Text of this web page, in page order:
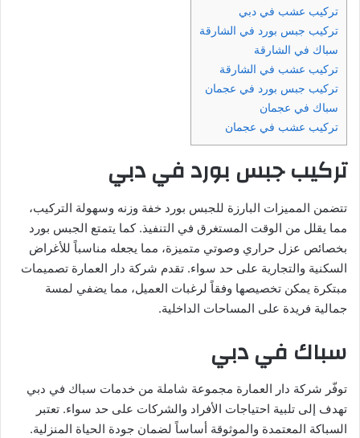
تركيب عشب في دبي
تركيب جبس بورد في الشارقة
سباك في الشارقة
تركيب عشب في الشارقة
تركيب جبس بورد في عجمان
سباك في عجمان
تركيب عشب في عجمان
تركيب جبس بورد في دبي
تتضمن المميزات البارزة للجبس بورد خفة وزنه وسهولة التركيب،
مما يقلل من الوقت المستغرق في التنفيذ. كما يتمتع الجبس بورد
بخصائص عزل حراري وصوتي متميزة، مما يجعله مناسباً للأغراض
السكنية والتجارية على حد سواء. تقدم شركة دار العمارة تصميمات
مبتكرة يمكن تخصيصها وفقاً لرغبات العميل، مما يضفي لمسة
جمالية فريدة على المساحات الداخلية.
سباك في دبي
توفّر شركة دار العمارة مجموعة شاملة من خدمات سباك في دبي
تهدف إلى تلبية احتياجات الأفراد والشركات على حد سواء. تعتبر
السباكة المعتمدة والموثوقة أساساً لضمان جودة الحياة المنزلية.